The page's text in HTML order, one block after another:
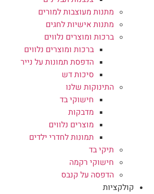
מתנות מעוצבות למורים
מתנות אישיות לחגים
ברכות ומוצרים נלווים
ברכות ומוצרים נלווים
הדפסת תמונות על נייר
סיכות דש
התינוקות שלנו
חישוקי בד
מדבקות
מוצרים נלווים
תמונות לחדרי ילדים
תיקי בד
חישוקי רקמה
הדפסה על קנבס
קולקציות